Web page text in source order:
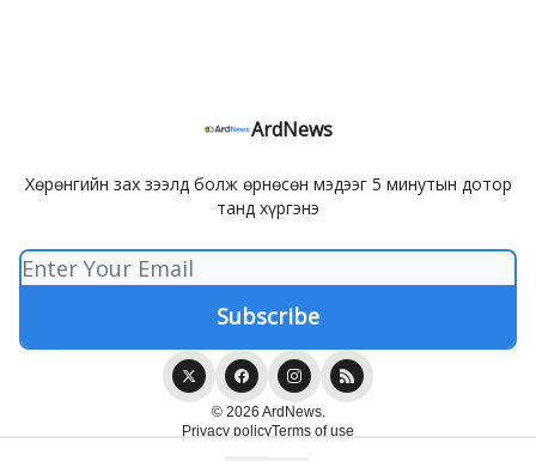
ArdNews
Хөрөнгийн зах зээлд болж өрнөсөн мэдээг 5 минутын дотор
танд хүргэнэ
© 2026 ArdNews.
Privacy policyTerms of use